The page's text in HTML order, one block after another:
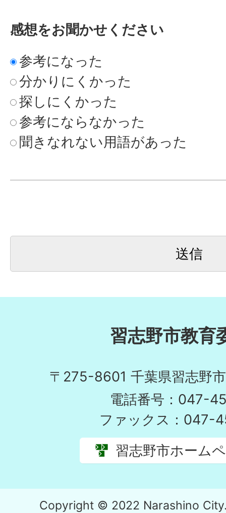
感想をお聞かせください
参考になった
分かりにくかった
探しにくかった
参考にならなかった
聞きなれない用語があった
習志野市教育
〒275-8601 千葉県習志野
電話番号：047-
ファックス：047-
習志野市ホーム
Copyright © 2022 Narashino